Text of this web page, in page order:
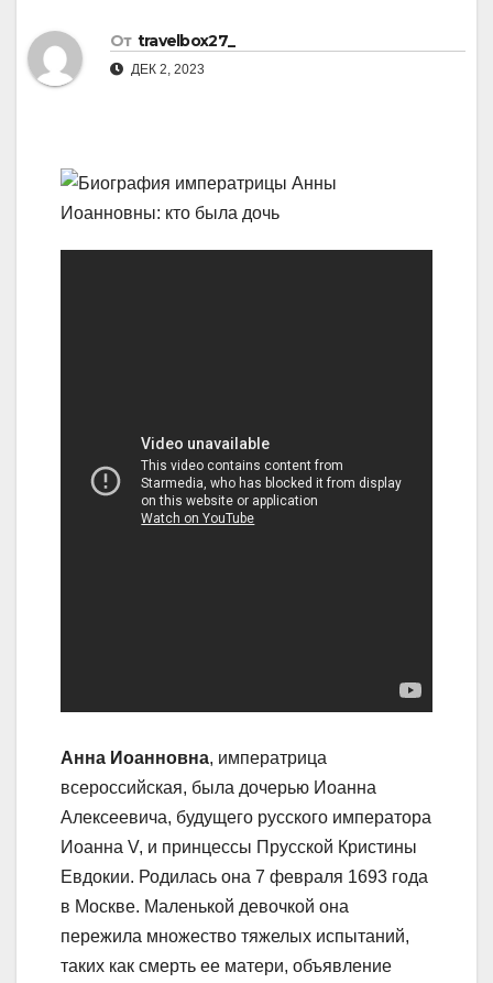
От travelbox27_
ДЕК 2, 2023
Анна Иоанновна, императрица
всероссийская, была дочерью Иоанна
Алексеевича, будущего русского императора
Иоанна V, и принцессы Прусской Кристины
Евдокии. Родилась она 7 февраля 1693 года
в Москве. Маленькой девочкой она
пережила множество тяжелых испытаний,
таких как смерть ее матери, объявление